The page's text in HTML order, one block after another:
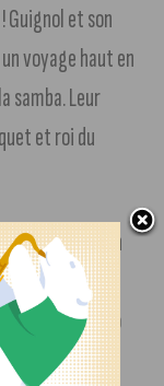
Guignol et son
voyage haut en
samba. Leur
et roi du
interaction
: une photo